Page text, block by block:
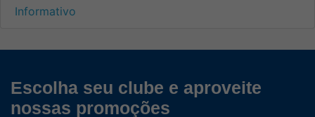
Informativo
Escolha seu clube e aproveite
nossas promoções